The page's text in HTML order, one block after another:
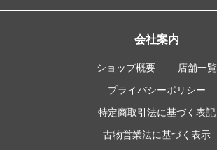
会社案内
ショップ概要
店舗一覧
プライバシーポリシー
特定商取引法に基づく表記
古物営業法に基づく表示